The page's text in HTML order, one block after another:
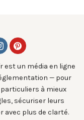
est un média en ligne
— pour
à mieux
sécuriser leurs
avec plus de clarté.